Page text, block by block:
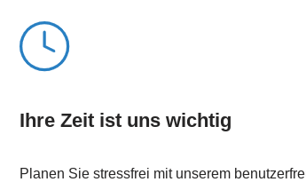
Ihre Zeit ist uns wichtig
Planen Sie stressfrei mit unserem